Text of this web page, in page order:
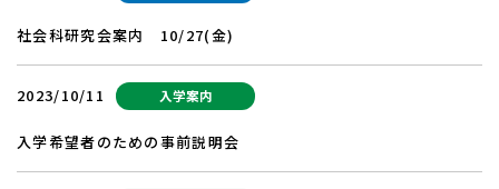
社会科研究会案内 10/27(金)
2023/10/11 入学案内
入学希望者のための事前説明会